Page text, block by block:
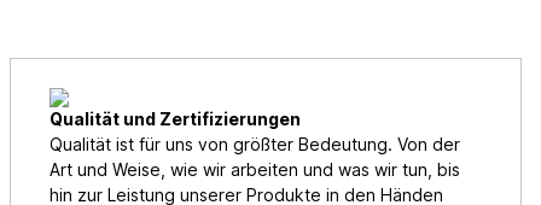
Qualität und Zertifizierungen
Qualität ist für uns von größter Bedeutung. Von der
Art und Weise, wie wir arbeiten und was wir tun, bis
hin zur Leistung unserer Produkte in den Händen